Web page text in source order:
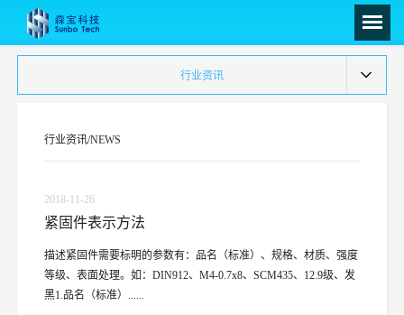
行业资讯
行业资讯/NEWS
2018-11-26
紧固件表示方法
描述紧固件需要标明的参数有：品名（标准）、规格、材质、强度
等级、表面处理。如：DIN912、M4-0.7x8、SCM435、12.9级、发
黑1.品名（标准）......